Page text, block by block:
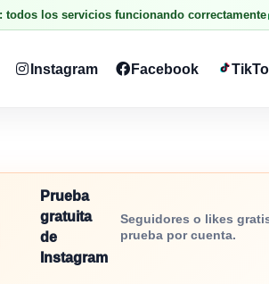
todos los servicios funcionando correctamente
Instagram Facebook
Prueba
gratuita
de
Instagram
Seguidores o likes
prueba por cuenta.